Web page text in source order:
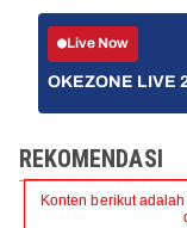
Live Now
OKEZONE LIVE